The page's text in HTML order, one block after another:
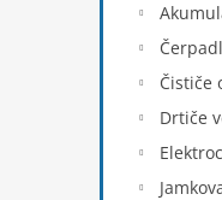
Čističe
Drtiče